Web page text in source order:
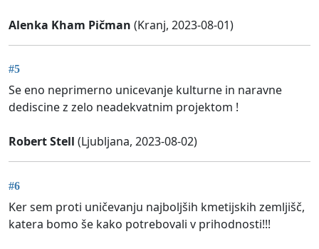
Alenka Kham Pičman (Kranj, 2023-08-01)
#5
Se eno neprimerno unicevanje kulturne in naravne
dediscine z zelo neadekvatnim projektom !
Robert Stell (Ljubljana, 2023-08-02)
#6
Ker sem proti uničevanju najboljših kmetijskih zemljišč,
katera bomo še kako potrebovali v prihodnosti!!!